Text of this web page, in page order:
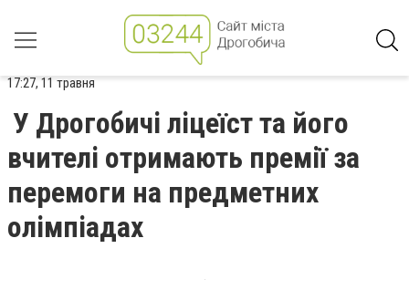
17:27, 11 травня
У Дрогобичі ліцеїст та його
вчителі отримають премії за
перемоги на предметних
олімпіадах